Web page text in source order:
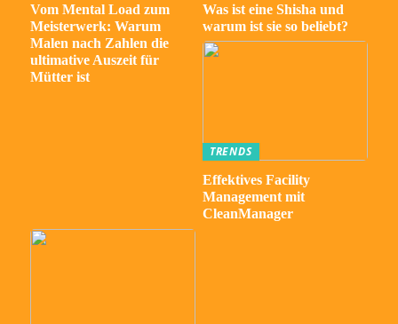
Vom Mental Load zum
Meisterwerk: Warum
Malen nach Zahlen die
ultimative Auszeit für
Mütter ist
Was ist eine Shisha und
warum ist sie so beliebt?
TRENDS
Effektives Facility
Management mit
CleanManager